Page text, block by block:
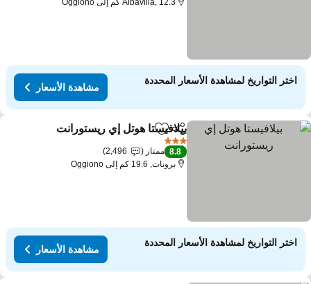
Albavilla, 12.3 كم إلى Oggiono
اختر التواريخ لمشاهدة الأسعار المحددة
مشاهدة الأسعار
مشاركةAdd to favorites
بيلافيستا هوتل إي ريستورانت
8.8 ممتاز
2,496
برونات, 19.6 كم إلى Oggiono
اختر التواريخ لمشاهدة الأسعار المحددة
مشاهدة الأسعار